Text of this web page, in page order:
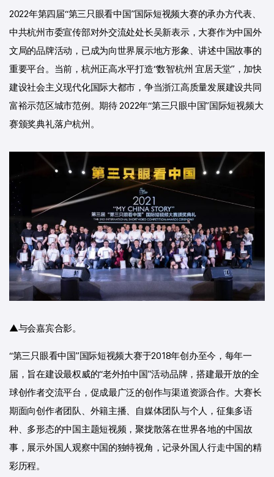
2022年第四届“第三只眼看中国”国际短视频大赛的承办方代表、
中共杭州市委宣传部对外交流处处长吴新表示，大赛作为中国外
文局的品牌活动，已成为向世界展示地方形象、讲述中国故事的
重要平台。当前，杭州正高水平打造“数智杭州 宜居天堂”，加快
建设社会主义现代化国际大都市，争当浙江高质量发展建设共同
富裕示范区城市范例。期待 2022年“第三只眼中国”国际短视频大
赛颁奖典礼落户杭州。
▲与会嘉宾合影。
“第三只眼看中国”国际短视频大赛于2018年创办至今，每年一
届，旨在建设最权威的“老外拍中国”活动品牌，搭建最开放的全
球创作者交流平台，促成最广泛的创作与渠道资源合作。大赛长
期面向创作者团队、外籍主播、自媒体团队与个人，征集多语
种、多形态的中国主题短视频，聚拢散落在世界各地的中国故
事，展示外国人观察中国的独特视角，记录外国人行走中国的精
彩历程。